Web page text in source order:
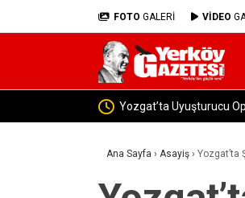
FOTO GALERİ VİDEO
Yozgat Dahil
Ana Sayfa › Asayiş › Yozgat’ta